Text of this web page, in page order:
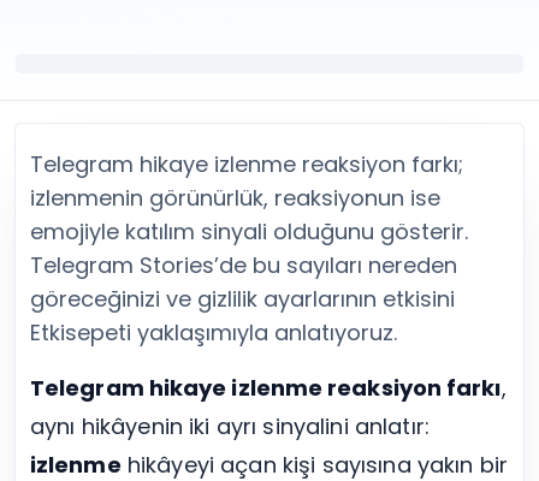
Tümünü Gör
YouTube Abone Satın Al
YouTube Beğeni Satın Al
YouTube İzlenme Satın Al
YouTube Yorum Satın Al
Tümünü Gör
Facebook
Facebook Beğeni Satın Al
Facebook Takipçi Satın Al
Facebook Yorum Satın Al
Facebook Video İzlenme Satın Al
Tümünü Gör
Facebook Araçları
Spotify Araçları
Telegram Araçları
Twitch Araçları
SoundCloud Araçları
Snapchat Araçları
Tümünü Gör
Telegram hikaye izlenme reaksiyon farkı;
izlenmenin görünürlük, reaksiyonun ise
emojiyle katılım sinyali olduğunu gösterir.
Telegram Stories’de bu sayıları nereden
göreceğinizi ve gizlilik ayarlarının etkisini
Etkisepeti yaklaşımıyla anlatıyoruz.
Telegram hikaye izlenme reaksiyon farkı,
aynı hikâyenin iki ayrı sinyalini anlatır:
izlenme hikâyeyi açan kişi sayısına yakın bir